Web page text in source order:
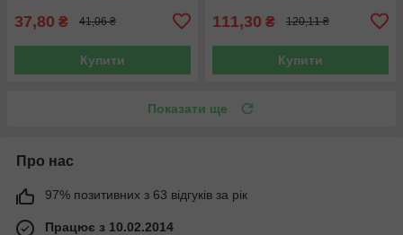
37,80 ₴ 41,06 ₴
Купити
111,30 ₴ 120,11 ₴
Купити
Показати ще
Про нас
97% позитивних з 63 відгуків за рік
Працює з 10.02.2014